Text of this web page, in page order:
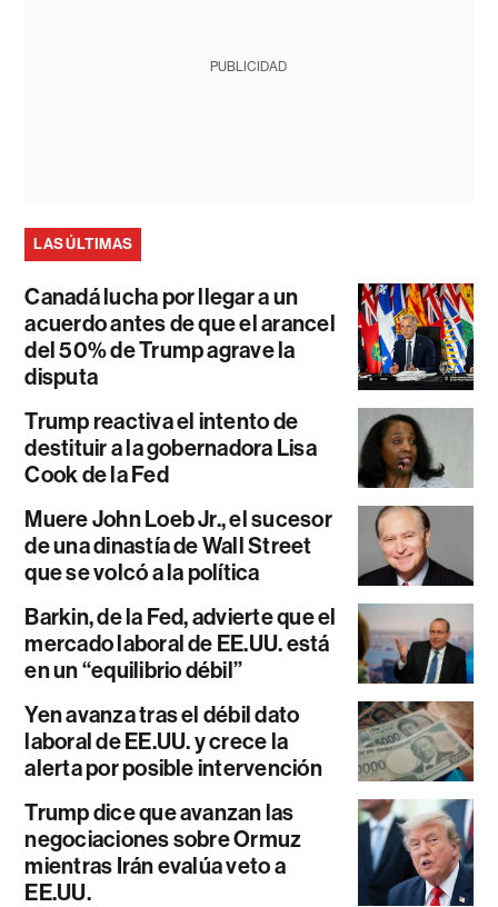
PUBLICIDAD
LAS ÚLTIMAS
Canadá lucha por llegar a un
acuerdo antes de que el arancel
del 50% de Trump agrave la
disputa
Trump reactiva el intento de
destituir a la gobernadora Lisa
Cook de la Fed
Muere John Loeb Jr., el sucesor
de una dinastía de Wall Street
que se volcó a la política
Barkin, de la Fed, advierte que el
mercado laboral de EE.UU. está
en un “equilibrio débil”
Yen avanza tras el débil dato
laboral de EE.UU. y crece la
alerta por posible intervención
Trump dice que avanzan las
negociaciones sobre Ormuz
mientras Irán evalúa veto a
EE.UU.